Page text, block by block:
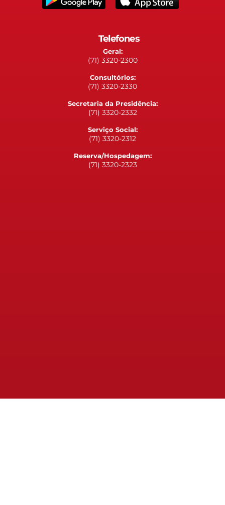
Telefones
Geral:
(71) 3320-2300
Consultórios:
(71) 3320-2330
Secretaria da Presidência:
(71) 3320-2332
Serviço Social:
(71) 3320-2312
Reserva/Hospedagem:
(71) 3320-2323